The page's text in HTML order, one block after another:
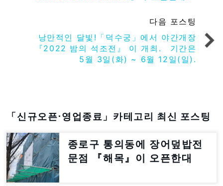
다음 포스팅
낭만적인 달빛!「덕수궁」에서 야간개장
『2022 밤의 석조전』 이 개최. 기간은
5월 3일(화) ~ 6월 12일(일).
「신규오픈⋅영업종료」카테고리 최신 포스팅
종로구 통의동에 장어덮밥전
문점 『해목』이 오픈한대